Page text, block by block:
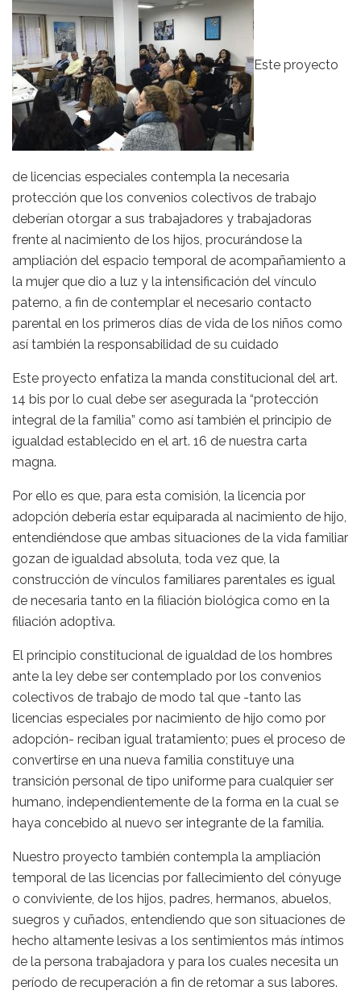
Este proyecto
de licencias especiales contempla la necesaria
protección que los convenios colectivos de trabajo
deberían otorgar a sus trabajadores y trabajadoras
frente al nacimiento de los hijos, procurándose la
ampliación del espacio temporal de acompañamiento a
la mujer que dio a luz y la intensificación del vínculo
paterno, a fin de contemplar el necesario contacto
parental en los primeros días de vida de los niños como
así también la responsabilidad de su cuidado
Este proyecto enfatiza la manda constitucional del art.
14 bis por lo cual debe ser asegurada la “protección
integral de la familia” como así también el principio de
igualdad establecido en el art. 16 de nuestra carta
magna.
Por ello es que, para esta comisión, la licencia por
adopción debería estar equiparada al nacimiento de hijo,
entendiéndose que ambas situaciones de la vida familiar
gozan de igualdad absoluta, toda vez que, la
construcción de vínculos familiares parentales es igual
de necesaria tanto en la filiación biológica como en la
filiación adoptiva.
El principio constitucional de igualdad de los hombres
ante la ley debe ser contemplado por los convenios
colectivos de trabajo de modo tal que -tanto las
licencias especiales por nacimiento de hijo como por
adopción- reciban igual tratamiento; pues el proceso de
convertirse en una nueva familia constituye una
transición personal de tipo uniforme para cualquier ser
humano, independientemente de la forma en la cual se
haya concebido al nuevo ser integrante de la familia.
Nuestro proyecto también contempla la ampliación
temporal de las licencias por fallecimiento del cónyuge
o conviviente, de los hijos, padres, hermanos, abuelos,
suegros y cuñados, entendiendo que son situaciones de
hecho altamente lesivas a los sentimientos más íntimos
de la persona trabajadora y para los cuales necesita un
período de recuperación a fin de retomar a sus labores.